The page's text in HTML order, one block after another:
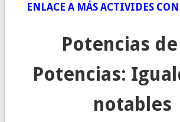
ENLACE A MÁS ACTIVIDES
Potencias
Potencias:
notables